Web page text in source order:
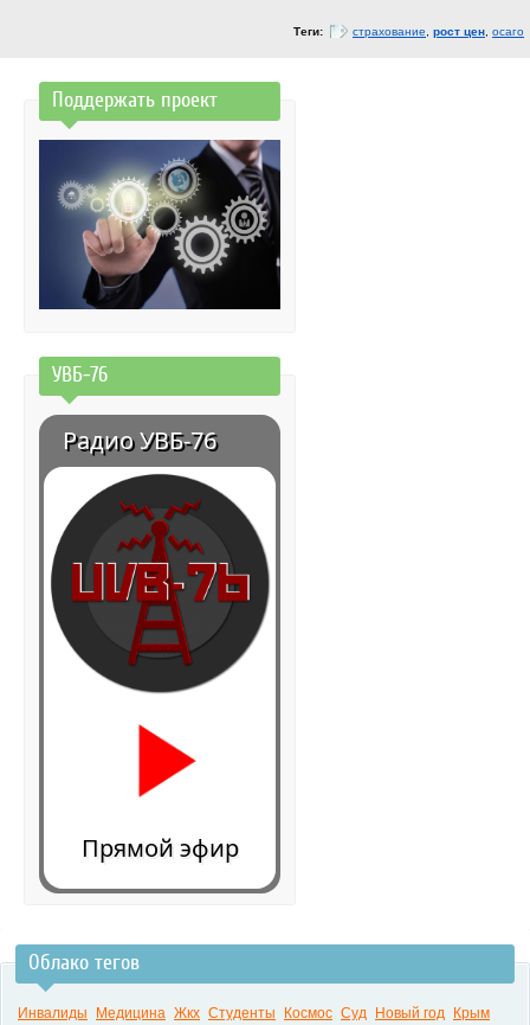
Теги: страхование рост цен осаго
Поддержать проект
УВБ-76
Радио УВБ-76
Прямой эфир
Облако тегов
Инвалиды Медицина Жкх Студенты Космос Суд Новый год
Крым